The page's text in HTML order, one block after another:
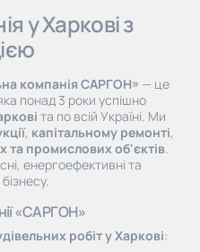
у Харкові з
компанія САРГОН» — це
понад 3 роки успішно
та по всій Україні. Ми
, капітальному ремонті,
та промислових об'єктів.
енергоефективні та
«САРГОН»
робіт у Харкові: